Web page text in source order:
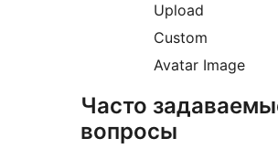
Upload
Custom
Avatar Image
Часто
вопросы